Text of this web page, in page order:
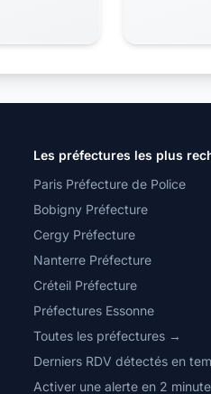
Les préfectures les plus
Paris Préfecture de Police
Bobigny Préfecture
Cergy Préfecture
Nanterre Préfecture
Créteil Préfecture
Préfectures Essonne
Toutes les préfectures →
Derniers RDV détectés en
Activer une alerte en 2